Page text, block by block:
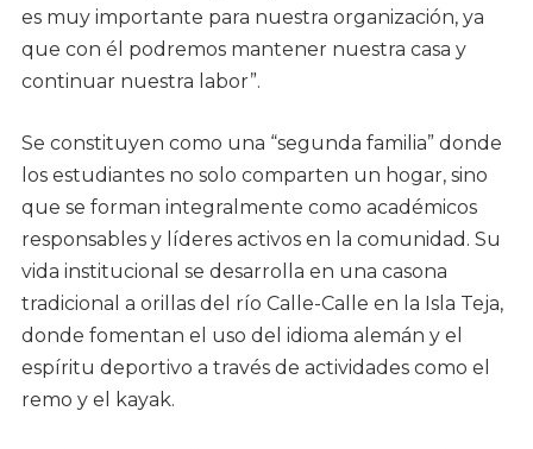
es muy importante para nuestra organización, ya
que con él podremos mantener nuestra casa y
continuar nuestra labor”.
Se constituyen como una “segunda familia” donde
los estudiantes no solo comparten un hogar, sino
que se forman integralmente como académicos
responsables y líderes activos en la comunidad. Su
vida institucional se desarrolla en una casona
tradicional a orillas del río Calle-Calle en la Isla Teja,
donde fomentan el uso del idioma alemán y el
espíritu deportivo a través de actividades como el
remo y el kayak.